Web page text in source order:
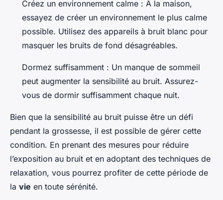
Créez un environnement calme : À la maison,
essayez de créer un environnement le plus calme
possible. Utilisez des appareils à bruit blanc pour
masquer les bruits de fond désagréables.
Dormez suffisamment : Un manque de sommeil
peut augmenter la sensibilité au bruit. Assurez-
vous de dormir suffisamment chaque nuit.
Bien que la sensibilité au bruit puisse être un défi
pendant la grossesse, il est possible de gérer cette
condition. En prenant des mesures pour réduire
l’exposition au bruit et en adoptant des techniques de
relaxation, vous pourrez profiter de cette période de
la vie en toute sérénité.